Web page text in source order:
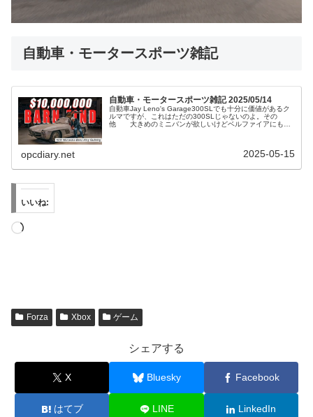
自動車・モータースポーツ雑記
自動車・モータースポーツ雑記 2025/05/14
自動車Jay Leno's Garage300SLでも十分に価値があるク
ルマですが、これはただの300SLじゃないのよ。その
他 大きめのミニバンが欲しいけどベルファイアにもエ
opcdiary.net 2025-05-15
いいね:
読
Forza Xbox ゲーム
シェアする
X Bluesky Facebook
はてブ LINE LinkedIn